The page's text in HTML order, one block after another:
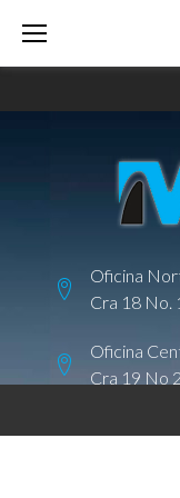
p
n
Oficina
Cra 18 No.
Oficina
Cra 19 No